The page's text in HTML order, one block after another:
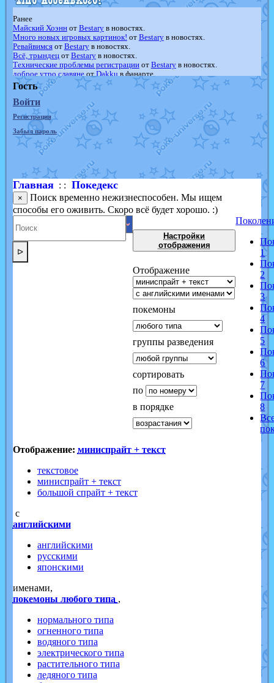
Ранее
Майский Хоэннот Bestaryв новостях.
Много новых игровых картинок! от Bestaryв новостях.
Ревайвимсяот Bestaryв новостях.
Всё, трындецот Bestaryв новостях.
Технические проблемы регистрацииот Bestaryв новостях.
доброе утро славянеот Dakku в фанарте.
Йолда и МимикьюотMavisNyanCatв фанарте.
Недовольный котомангуст
в фанарте.
The Dark Wishmaker
отRandomon
шадоу спиритомб
отilovearceus
в фанарте.
траббишотilovearceusв фанарте.
Raging BoltотGraceDaFox
Shadow mismagiusотJOK_julia
в фанарте.
художникот vicavicaв фанарте.
Гость
Войти
Регистрация
Забыл пароль
Главная: : Покедекс
×
Поиск временно нежизнеспособен. Мы ищем
способы его оживить. Скоро всё будет хорошо. :)
ᐅ
Настройки
отображения
Отображение
покемоны
группы разведения
сортировать
по
в порядке
1
2
3
4
5
6
7
8
Отображение: миниспрайт + текст
текстовое
миниспрайт + текст
большой спрайт + текст
с
английскими
английскими
русскими
японскими
именами,
покемоны любого типа ,
нормального типа
огненного типа
водяного типа
электрического типа
растительного типа
ледяного типа